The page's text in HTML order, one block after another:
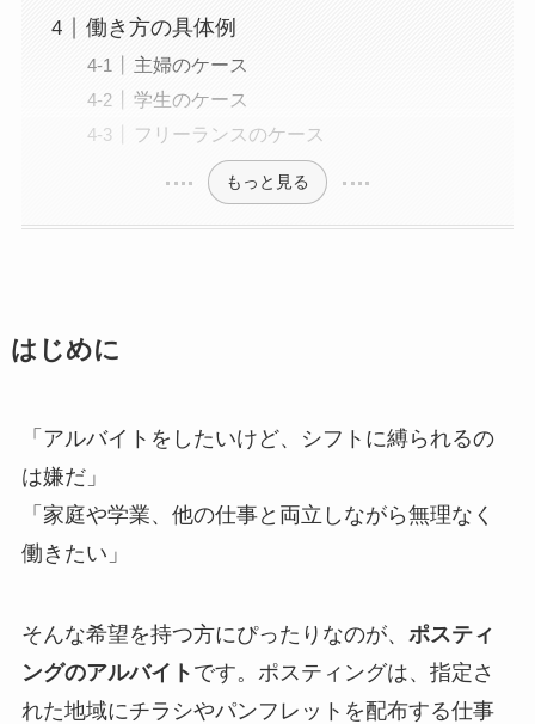
働き方の具体例
主婦のケース
学生のケース
フリーランスのケース
もっと見る
はじめに
「アルバイトをしたいけど、シフトに縛られるの
は嫌だ」
「家庭や学業、他の仕事と両立しながら無理なく
働きたい」
そんな希望を持つ方にぴったりなのが、 ポスティ
ングのアルバイト です。ポスティングは、指定さ
れた地域にチラシやパンフレットを配布する仕事